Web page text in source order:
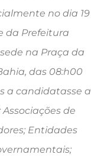
no dia 19
da Prefeitura
na Praça da
das 08:h00
a candidatasse a
de
Entidades